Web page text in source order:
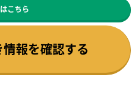
こちら
報を確認する